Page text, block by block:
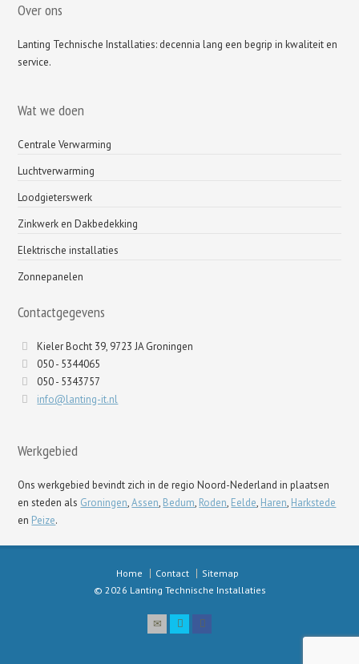
Over ons
Lanting Technische Installaties: decennia lang een begrip in kwaliteit en
service.
Wat we doen
Centrale Verwarming
Luchtverwarming
Loodgieterswerk
Zinkwerk en Dakbedekking
Elektrische installaties
Zonnepanelen
Contactgegevens
Kieler Bocht 39, 9723 JA Groningen
050 - 5344065
050 - 5343757
info@lanting-it.nl
Werkgebied
Ons werkgebied bevindt zich in de regio Noord-Nederland in plaatsen
en steden als Groningen,Assen, Bedum, Roden, Eelde, Haren, Harkstede
en Peize.
Home Contact
Sitemap
© 2026 Lanting Technische Installaties